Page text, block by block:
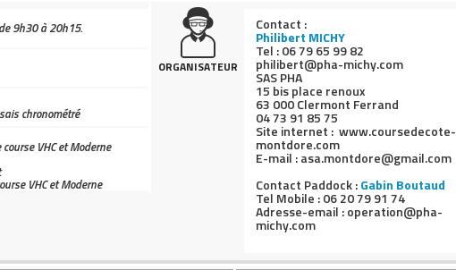
9h30 à 20h15.
chronométré
VHC et Moderne
VHC et Moderne
ORGANISATEUR
Contact :
Philibert MICHY
Tel : 06 79 65 99 82
philibert@pha-michy.com
SAS PHA
15 bis place renoux
63 000 Clermont Ferrand
04 73 91 85 75
Site internet : www.coursedecote-
montdore.com
E-mail : asa.montdore@gmail.com
Contact Paddock :Gabin Boutaud
Tel Mobile : 06 20 79 91 74
Adresse-email : operation@pha-
michy.com